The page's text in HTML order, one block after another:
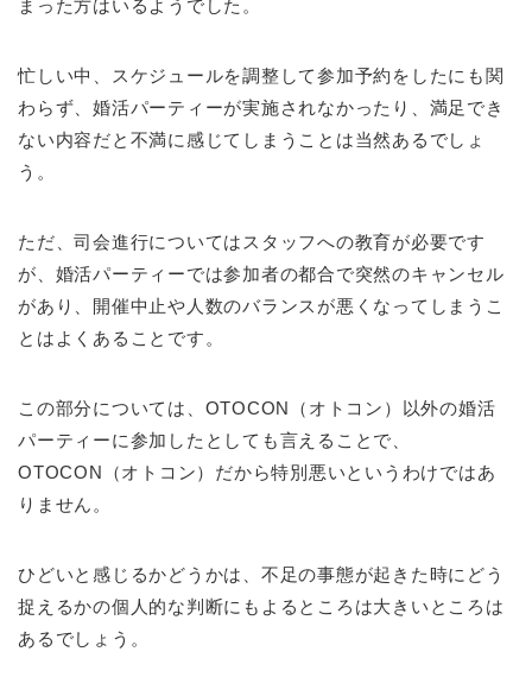
まった方はいるようでした。
忙しい中、スケジュールを調整して参加予約をしたにも関
わらず、婚活パーティーが実施されなかったり、満足でき
ない内容だと不満に感じてしまうことは当然あるでしょ
う。
ただ、司会進行についてはスタッフへの教育が必要です
が、婚活パーティーでは参加者の都合で突然のキャンセル
があり、開催中止や人数のバランスが悪くなってしまうこ
とはよくあることです。
この部分については、OTOCON（オトコン）以外の婚活
パーティーに参加したとしても言えることで、
OTOCON（オトコン）だから特別悪いというわけではあ
りません。
ひどいと感じるかどうかは、不足の事態が起きた時にどう
捉えるかの個人的な判断にもよるところは大きいところは
あるでしょう。